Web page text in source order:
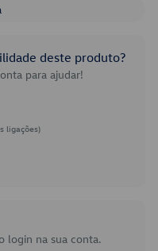
deste produto?
para ajudar!
ligações)
login na sua conta.